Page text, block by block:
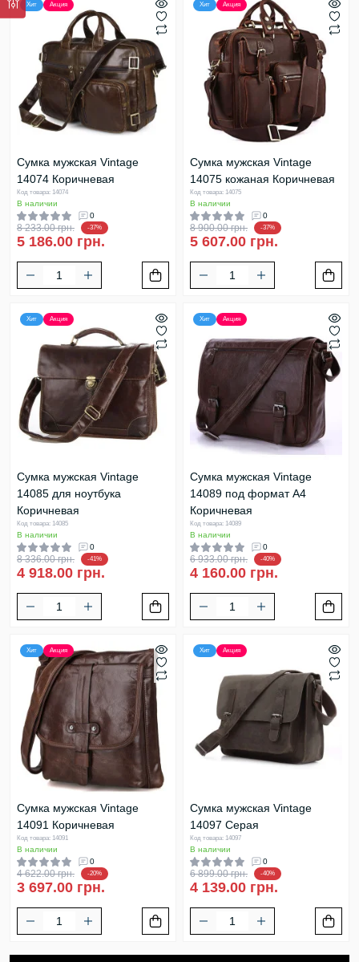
Хит Акция
Сумка мужская Vintage
14074 Коричневая
Код товара: 14074
В наличии
0
8 233.00 грн. -37%
5 186.00 грн.
Хит Акция
Сумка мужская Vintage
14075 кожаная Коричневая
Код товара: 14075
В наличии
0
8 900.00 грн. -37%
5 607.00 грн.
Хит Акция
Сумка мужская Vintage
14085 для ноутбука
Коричневая
Код товара: 14085
В наличии
0
8 336.00 грн. -41%
4 918.00 грн.
Хит Акция
Сумка мужская Vintage
14089 под формат А4
Коричневая
Код товара: 14089
В наличии
0
6 933.00 грн. -40%
4 160.00 грн.
Хит Акция
Сумка мужская Vintage
14091 Коричневая
Код товара: 14091
В наличии
0
4 622.00 грн. -20%
3 697.00 грн.
Хит Акция
Сумка мужская Vintage
14097 Серая
Код товара: 14097
В наличии
0
6 899.00 грн. -40%
4 139.00 грн.